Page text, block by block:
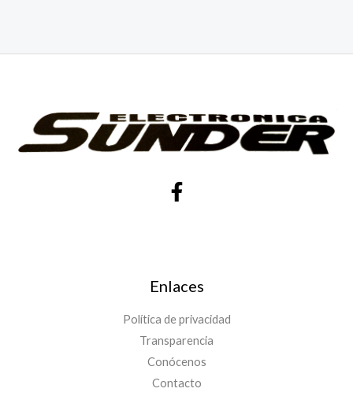
Enlaces
Política de privacidad
Transparencia
Conócenos
Contacto